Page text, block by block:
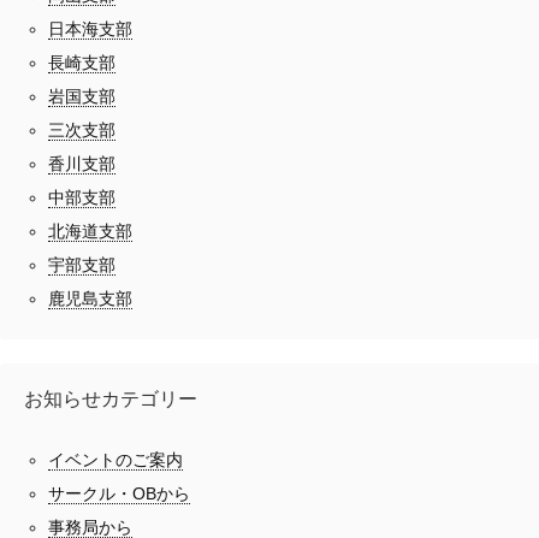
日本海支部
長崎支部
岩国支部
三次支部
香川支部
中部支部
北海道支部
宇部支部
鹿児島支部
お知らせカテゴリー
イベントのご案内
サークル・OBから
事務局から